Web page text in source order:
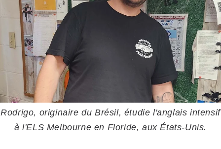
Rodrigo, originaire du Brésil, étudie l'anglais intensif
à l'ELS Melbourne en Floride, aux États-Unis.